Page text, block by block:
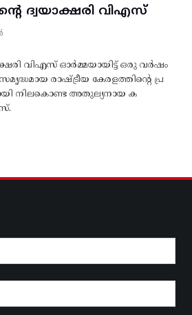
ദ്വയാക്ഷരി വിഎസ്
വിഎസ് ഓർമ്മയായിട്ട് ഒരു വർഷം
രാഷ്ട്രീയ കേരളത്തിന്റെ പ്ര
നിലകൊണ്ട അതുല്യനായ ക